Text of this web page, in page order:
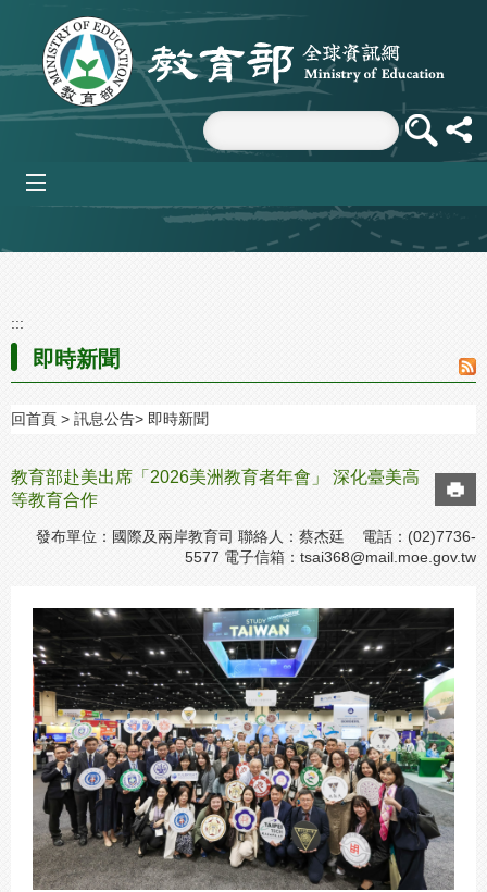
跳到主要內容區塊
:::
即時新聞
回首頁 訊息公告 即時新聞
教育部赴美出席「2026美洲教育者年會」 深化臺美高
等教育合作
發布單位：國際及兩岸教育司 聯絡人：蔡杰廷 電話：(02)7736-
5577 電子信箱： tsai368@mail.moe.gov.tw